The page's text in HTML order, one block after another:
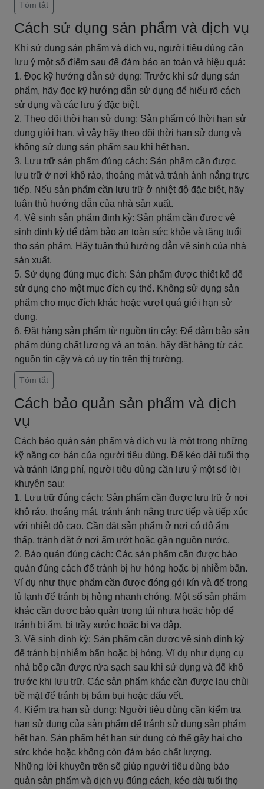
Tóm tắt
Cách sử dụng sản phẩm và dịch vụ
Khi sử dụng sản phẩm và dịch vụ, người tiêu dùng cần
lưu ý một số điểm sau để đảm bảo an toàn và hiệu quả:
1. Đọc kỹ hướng dẫn sử dụng: Trước khi sử dụng sản
phẩm, hãy đọc kỹ hướng dẫn sử dụng để hiểu rõ cách
sử dụng và các lưu ý đặc biệt.
2. Theo dõi thời hạn sử dụng: Sản phẩm có thời hạn sử
dụng giới hạn, vì vậy hãy theo dõi thời hạn sử dụng và
không sử dụng sản phẩm sau khi hết hạn.
3. Lưu trữ sản phẩm đúng cách: Sản phẩm cần được
lưu trữ ở nơi khô ráo, thoáng mát và tránh ánh nắng trực
tiếp. Nếu sản phẩm cần lưu trữ ở nhiệt độ đặc biệt, hãy
tuân thủ hướng dẫn của nhà sản xuất.
4. Vệ sinh sản phẩm định kỳ: Sản phẩm cần được vệ
sinh định kỳ để đảm bảo an toàn sức khỏe và tăng tuổi
thọ sản phẩm. Hãy tuân thủ hướng dẫn vệ sinh của nhà
sản xuất.
5. Sử dụng đúng mục đích: Sản phẩm được thiết kế để
sử dụng cho một mục đích cụ thể. Không sử dụng sản
phẩm cho mục đích khác hoặc vượt quá giới hạn sử
dụng.
6. Đặt hàng sản phẩm từ nguồn tin cậy: Để đảm bảo sản
phẩm đúng chất lượng và an toàn, hãy đặt hàng từ các
nguồn tin cậy và có uy tín trên thị trường.
Tóm tắt
Cách bảo quản sản phẩm và dịch
vụ
Cách bảo quản sản phẩm và dịch vụ là một trong những
kỹ năng cơ bản của người tiêu dùng. Để kéo dài tuổi thọ
và tránh lãng phí, người tiêu dùng cần lưu ý một số lời
khuyên sau:
1. Lưu trữ đúng cách: Sản phẩm cần được lưu trữ ở nơi
khô ráo, thoáng mát, tránh ánh nắng trực tiếp và tiếp xúc
với nhiệt độ cao. Cần đặt sản phẩm ở nơi có độ ẩm
thấp, tránh đặt ở nơi ẩm ướt hoặc gần nguồn nước.
2. Bảo quản đúng cách: Các sản phẩm cần được bảo
quản đúng cách để tránh bị hư hỏng hoặc bị nhiễm bẩn.
Ví dụ như thực phẩm cần được đóng gói kín và để trong
tủ lạnh để tránh bị hỏng nhanh chóng. Một số sản phẩm
khác cần được bảo quản trong túi nhựa hoặc hộp để
tránh bị ẩm, bị trầy xước hoặc bị va đập.
3. Vệ sinh định kỳ: Sản phẩm cần được vệ sinh định kỳ
để tránh bị nhiễm bẩn hoặc bị hỏng. Ví dụ như dụng cụ
nhà bếp cần được rửa sạch sau khi sử dụng và để khô
trước khi lưu trữ. Các sản phẩm khác cần được lau chùi
bề mặt để tránh bị bám bụi hoặc dấu vết.
4. Kiểm tra hạn sử dụng: Người tiêu dùng cần kiểm tra
hạn sử dụng của sản phẩm để tránh sử dụng sản phẩm
hết hạn. Sản phẩm hết hạn sử dụng có thể gây hại cho
sức khỏe hoặc không còn đảm bảo chất lượng.
Những lời khuyên trên sẽ giúp người tiêu dùng bảo
quản sản phẩm và dịch vụ đúng cách, kéo dài tuổi thọ